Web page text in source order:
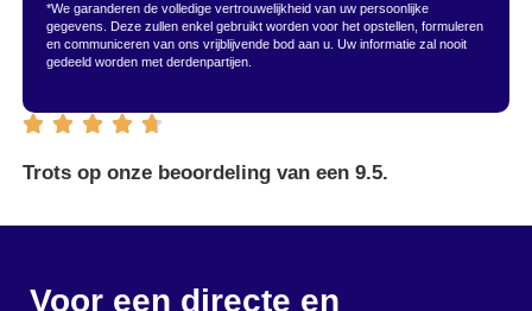
*We garanderen de volledige vertrouwelijkheid van uw persoonlijke
gegevens. Deze zullen enkel gebruikt worden voor het opstellen, formuleren
en communiceren van ons vrijblijvende bod aan u. Uw informatie zal nooit
gedeeld worden met derdenpartijen.
Trots op onze beoordeling van een 9.5.
Voor een directe en